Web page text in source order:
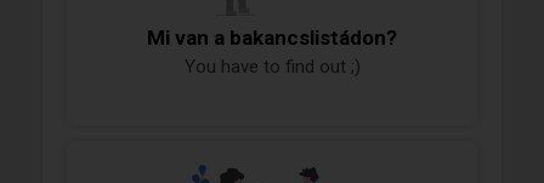
Mi van a bakancslistádon?
You have to find out ;)